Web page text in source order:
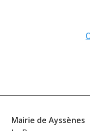
Mairie de Ayssènes